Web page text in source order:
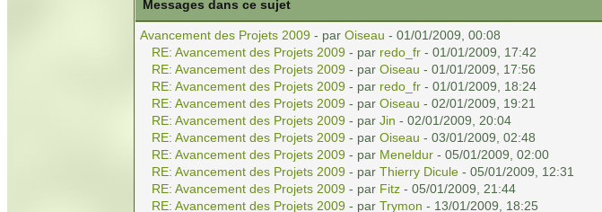
Messages dans ce sujet
Avancement des Projets 2009 - par Oiseau - 01/01/2009, 00:08
RE: Avancement des Projets 2009 - par redo_fr- 01/01/2009, 17:42
RE: Avancement des Projets 2009 - par Oiseau - 01/01/2009, 17:56
RE: Avancement des Projets 2009 - par redo_fr- 01/01/2009, 18:24
RE: Avancement des Projets 2009 - par Oiseau - 02/01/2009, 19:21
RE: Avancement des Projets 2009 - par Jin - 02/01/2009, 20:04
RE: Avancement des Projets 2009 - par Oiseau - 03/01/2009, 02:48
RE: Avancement des Projets 2009 - par Meneldur- 05/01/2009, 02:00
RE: Avancement des Projets 2009 - par Thierry Dicule- 05/01/2009, 12:31
RE: Avancement des Projets 2009 - par Fitz- 05/01/2009, 21:44
RE: Avancement des Projets 2009 - par Trymon - 13/01/2009, 18:25